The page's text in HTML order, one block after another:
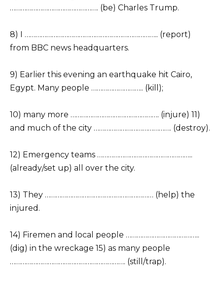
…………………………………………. (be) Charles Trump.
8) I ……………………………………………………………….. (report)
from BBC news headquarters.
9) Earlier this evening an earthquake hit Cairo,
Egypt. Many people ……………………….. (kill);
10) many more …………………………………………. (injure) 11)
and much of the city ……………………………………. (destroy).
12) Emergency teams ……………………………………………..
(already/set up) all over the city.
13) They …………………………………………………… (help) the
injured.
14) Firemen and local people …………………………………..
(dig) in the wreckage 15) as many people
………………………………………………………. (still/trap).